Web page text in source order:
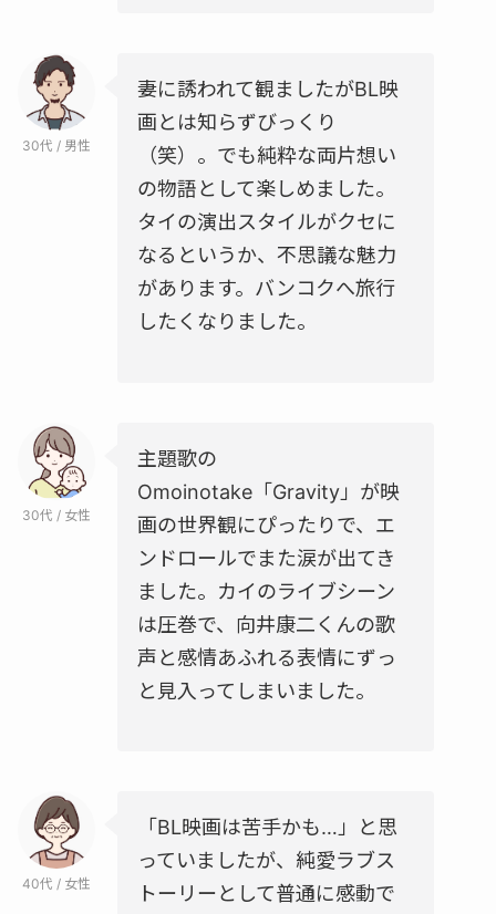
30代 / 男性
妻に誘われて観ましたがBL映
画とは知らずびっくり
（笑）。でも純粋な両片想い
の物語として楽しめました。
タイの演出スタイルがクセに
なるというか、不思議な魅力
があります。バンコクへ旅行
したくなりました。
30代 / 女性
主題歌の
Omoinotake「Gravity」が映
画の世界観にぴったりで、エ
ンドロールでまた涙が出てき
ました。カイのライブシーン
は圧巻で、向井康二くんの歌
声と感情あふれる表情にずっ
と見入ってしまいました。
40代 / 女性
「BL映画は苦手かも…」と思
っていましたが、純愛ラブス
トーリーとして普通に感動で